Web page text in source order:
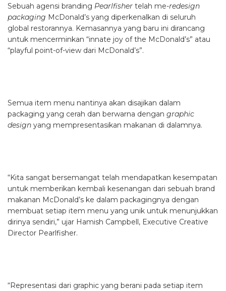
Sebuah agensi branding Pearlfisher telah me-redesign
packaging McDonald’s yang diperkenalkan di seluruh
global restorannya. Kemasannya yang baru ini dirancang
untuk mencerminkan “innate joy of the McDonald’s” atau
“playful point-of-view dari McDonald’s”.
Semua item menu nantinya akan disajikan dalam
packaging yang cerah dan berwarna dengan graphic
design yang mempresentasikan makanan di dalamnya.
“Kita sangat bersemangat telah mendapatkan kesempatan
untuk memberikan kembali kesenangan dari sebuah brand
makanan McDonald’s ke dalam packagingnya dengan
membuat setiap item menu yang unik untuk menunjukkan
dirinya sendiri,” ujar Hamish Campbell, Executive Creative
Director Pearlfisher.
“Representasi dari graphic yang berani pada setiap item